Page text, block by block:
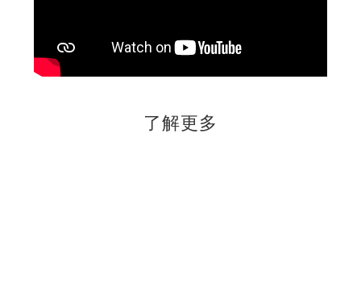
了解更多